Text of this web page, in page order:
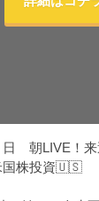
日 朝LIVE！来
国株投資🇺🇸